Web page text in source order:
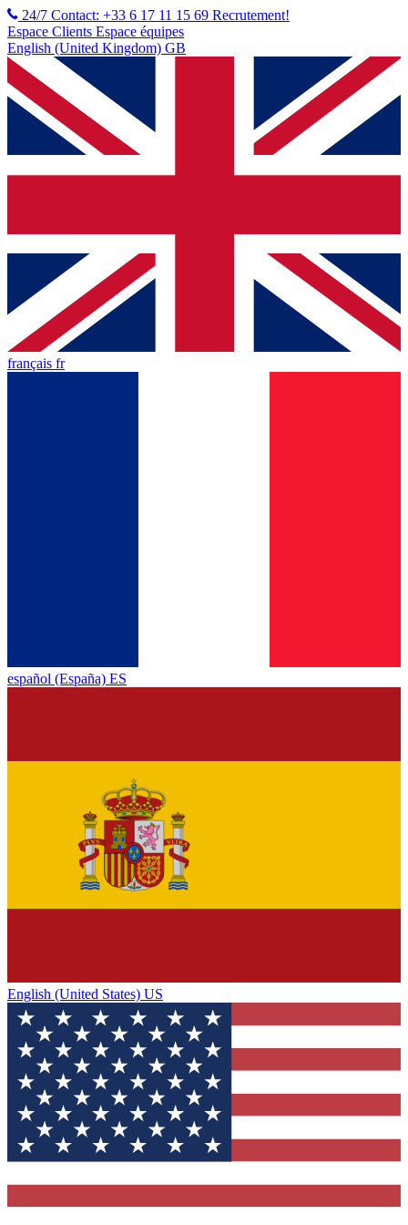
24/7 Contact: +33 6 17 11 15 69 Recrutement!
Espace Clients Espace équipes
English (United Kingdom) GB
français fr
español (España) ES
English (United States) US